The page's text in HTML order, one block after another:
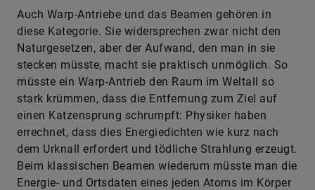
Auch Warp-Antriebe und das Beamen gehören in
diese Kategorie. Sie widersprechen zwar nicht den
Naturgesetzen, aber der Aufwand, den man in sie
stecken müsste, macht sie praktisch unmöglich. So
müsste ein Warp-Antrieb den Raum im Weltall so
stark krümmen, dass die Entfernung zum Ziel auf
einen Katzensprung schrumpft: Physiker haben
errechnet, dass dies Energiedichten wie kurz nach
dem Urknall erfordert und tödliche Strahlung erzeugt.
Beim klassischen Beamen wiederum müsste man die
Energie- und Ortsdaten eines jeden Atoms im Körper